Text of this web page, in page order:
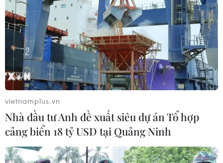
vietnamplus.vn
Nhà đầu tư Anh đề xuất siêu dự án Tổ hợp
cảng biển 18 tỷ USD tại Quảng Ninh